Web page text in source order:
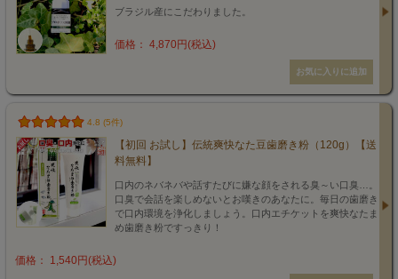
ブラジル産にこだわりました。
価格： 4,870円(税込)
4.8 (5件)
【初回 お試し】伝統爽快なた豆歯磨き粉（120g）【送
料無料】
口内のネバネバや話すたびに嫌な顔をされる臭～い口臭…。
口臭で会話を楽しめないとお嘆きのあなたに。毎日の歯磨き
で口内環境を浄化しましょう。口内エチケットを爽快なたま
め歯磨き粉ですっきり！
価格： 1,540円(税込)